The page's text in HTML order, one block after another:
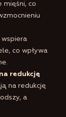
mięśni, co
wspiera
co wpływa
redukcję
na redukcję
a